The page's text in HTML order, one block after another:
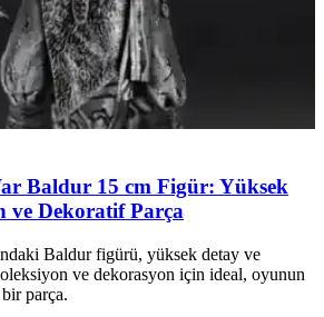
Baldur 15 cm Figür: Yüksek
ve Dekoratif Parça
Baldur figürü, yüksek detay ve
ve dekorasyon için ideal, oyunun
parça.